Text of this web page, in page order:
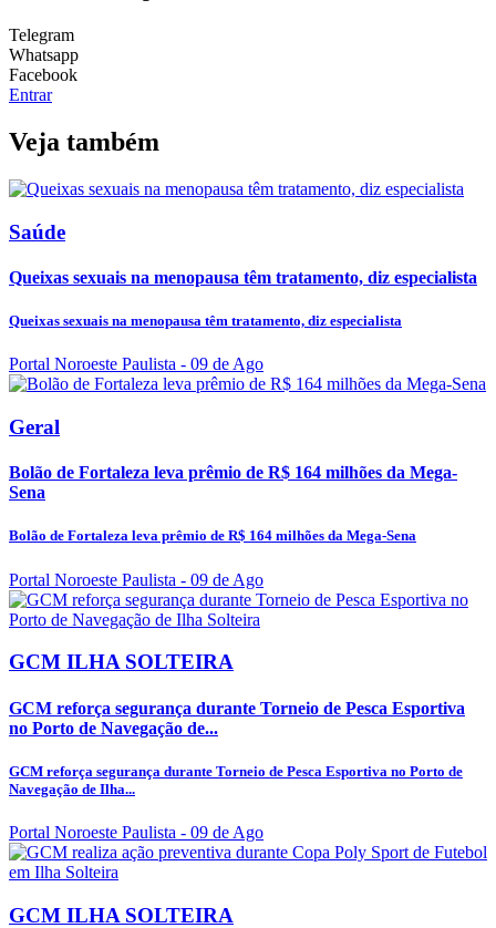
Telegram
Whatsapp
Facebook
Entrar
Veja também
Saúde
Queixas sexuais na menopausa têm tratamento, diz especialista
Queixas sexuais na menopausa têm tratamento, diz especialista
Portal Noroeste Paulista - 09 de Ago
Geral
Bolão de Fortaleza leva prêmio de R$ 164 milhões da Mega-
Sena
Bolão de Fortaleza leva prêmio de R$ 164 milhões da Mega-Sena
Portal Noroeste Paulista - 09 de Ago
GCM ILHA SOLTEIRA
GCM reforça segurança durante Torneio de Pesca Esportiva
no Porto de Navegação de...
GCM reforça segurança durante Torneio de Pesca Esportiva no Porto de
Navegação de Ilha...
Portal Noroeste Paulista - 09 de Ago
GCM ILHA SOLTEIRA